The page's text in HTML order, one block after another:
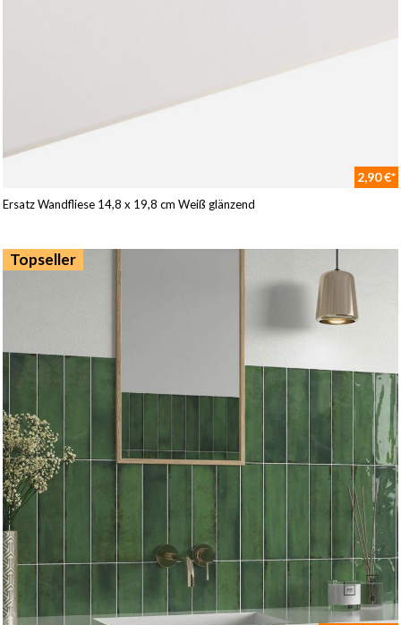
2,90 €*
Ersatz Wandfliese 14,8 x 19,8 cm Weiß glänzend
Topseller